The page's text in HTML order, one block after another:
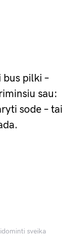
pilki –
sau:
sode – tai
sveika